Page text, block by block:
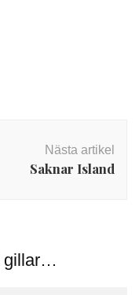
Nästa artikel
Saknar Island
gillar…